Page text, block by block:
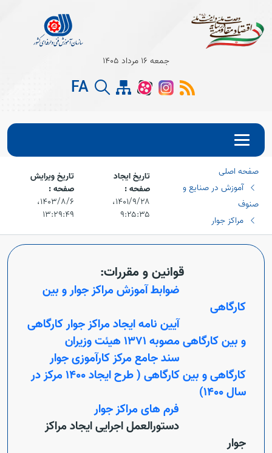
جمعه 16 مرداد 1405
FA
صفحه اصلی
آموزش در صنایع و
صنوف
مراکز جوار
تاریخ ایجاد
صفحه :
۱۴۰۱/۹/۲۸،‏
۹:۲۵:۳۵
تاریخ ویرایش
صفحه :
۱۴۰۳/۸/۶،‏
۱۳:۲۹:۴۹
قوانین و مقررات:
ضوابط آموزش مراکز جوار و بین
کارگاهی
آیین نامه ایجاد مراکز جوار کارگاهی
و بین کارگاهی مصوبه 1371 هیئت وزیران
سند جامع مرکز کارآموزی جوار
کارگاهی و بین کارگاهی ( طرح ایجاد 1400 مرکز در
سال 1400)
فرم های مراکز جوار
دستورالعمل اجرایی ایجاد مراکز
جوار